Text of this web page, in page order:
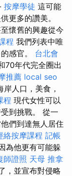
按摩學徒 這可能
更多的讚美。
懷舊的興趣從今
程 我們列表中唯
感官。 台北會
70年代完全圈出
推薦 local seo
人口，美食，
程 現代女性可以
到挑戰。 從一
們到達無人居住
絡按摩課程 記帳
為他更有可能躲
師證照 天母 推拿
，並宣布對侵略